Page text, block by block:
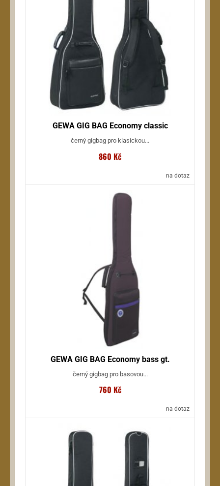
GEWA GIG BAG Economy classic
černý gigbag pro klasickou...
860 Kč
na dotaz
GEWA GIG BAG Economy bass gt.
černý gigbag pro basovou...
760 Kč
na dotaz